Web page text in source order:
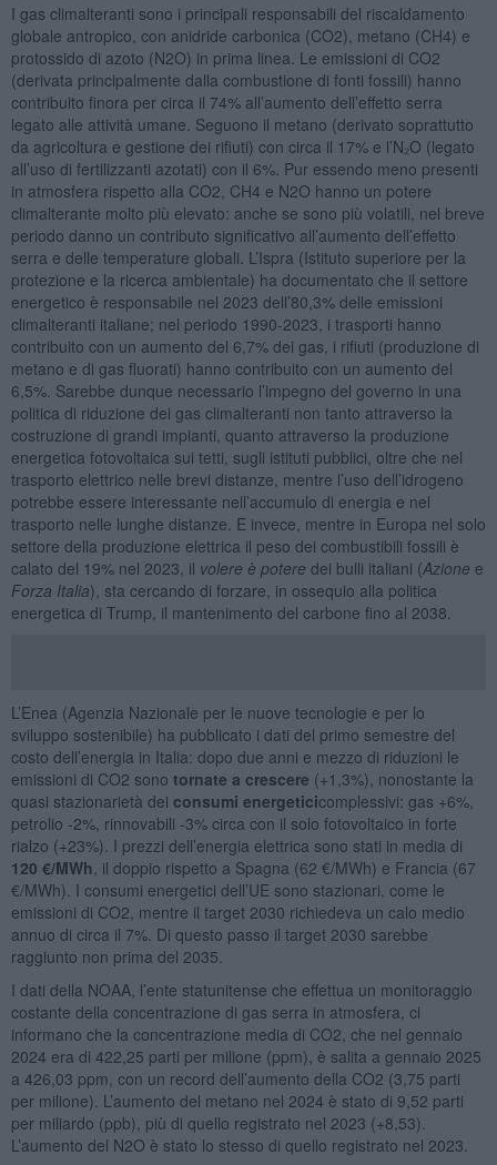
I gas climalteranti sono i principali responsabili del riscaldamento
globale antropico, con anidride carbonica (CO2), metano (CH4) e
protossido di azoto (N2O) in prima linea. Le emissioni di CO2
(derivata principalmente dalla combustione di fonti fossili) hanno
contribuito finora per circa il 74% all’aumento dell’effetto serra
legato alle attività umane. Seguono il metano (derivato soprattutto
da agricoltura e gestione dei rifiuti) con circa il 17% e l’N₂O (legato
all’uso di fertilizzanti azotati) con il 6%. Pur essendo meno presenti
in atmosfera rispetto alla CO2, CH4 e N2O hanno un potere
climalterante molto più elevato: anche se sono più volatili, nel breve
periodo danno un contributo significativo all’aumento dell’effetto
serra e delle temperature globali. L’Ispra (Istituto superiore per la
protezione e la ricerca ambientale) ha documentato che il settore
energetico è responsabile nel 2023 dell’80,3% delle emissioni
climalteranti italiane; nel periodo 1990-2023, i trasporti hanno
contribuito con un aumento del 6,7% dei gas, i rifiuti (produzione di
metano e di gas fluorati) hanno contribuito con un aumento del
6,5%. Sarebbe dunque necessario l’impegno del governo in una
politica di riduzione dei gas climalteranti non tanto attraverso la
costruzione di grandi impianti, quanto attraverso la produzione
energetica fotovoltaica sui tetti, sugli istituti pubblici, oltre che nel
trasporto elettrico nelle brevi distanze, mentre l’uso dell’idrogeno
potrebbe essere interessante nell’accumulo di energia e nel
trasporto nelle lunghe distanze. E invece, mentre in Europa nel solo
settore della produzione elettrica il peso dei combustibili fossili è
calato del 19% nel 2023, il volere è potere dei bulli italiani (Azione e
Forza Italia), sta cercando di forzare, in ossequio alla politica
energetica di Trump, il mantenimento del carbone fino al 2038.
L’Enea (Agenzia Nazionale per le nuove tecnologie e per lo
sviluppo sostenibile) ha pubblicato i dati del primo semestre del
costo dell’energia in Italia: dopo due anni e mezzo di riduzioni le
emissioni di CO2 sono tornate a crescere (+1,3%), nonostante la
quasi stazionarietà dei consumi energeticicomplessivi: gas +6%,
petrolio -2%, rinnovabili -3% circa con il solo fotovoltaico in forte
rialzo (+23%). I prezzi dell’energia elettrica sono stati in media di
120 €/MWh , il doppio rispetto a Spagna (62 €/MWh) e Francia (67
€/MWh). I consumi energetici dell’UE sono stazionari, come le
emissioni di CO2, mentre il target 2030 richiedeva un calo medio
annuo di circa il 7%. Di questo passo il target 2030 sarebbe
raggiunto non prima del 2035.
I dati della NOAA, l’ente statunitense che effettua un monitoraggio
costante della concentrazione di gas serra in atmosfera, ci
informano che la concentrazione media di CO2, che nel gennaio
2024 era di 422,25 parti per milione (ppm), è salita a gennaio 2025
a 426,03 ppm, con un record dell’aumento della CO2 (3,75 parti
per milione). L’aumento del metano nel 2024 è stato di 9,52 parti
per miliardo (ppb), più di quello registrato nel 2023 (+8,53).
L’aumento del N2O è stato lo stesso di quello registrato nel 2023.